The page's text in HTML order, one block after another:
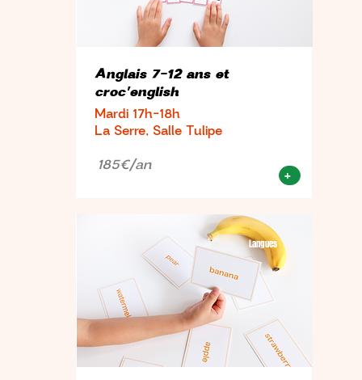
Anglais 7-12 ans et
croc'english
Mardi 17h-18h
La Serre, Salle Tulipe
185€/an +
Langues